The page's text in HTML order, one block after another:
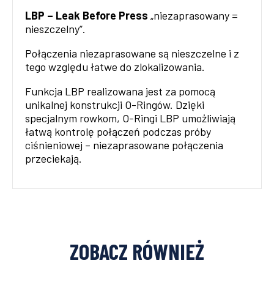
LBP – Leak Before Press „niezaprasowany =
nieszczelny”.
Połączenia niezaprasowane są nieszczelne i z
tego względu łatwe do zlokalizowania.
Funkcja LBP realizowana jest za pomocą
unikalnej konstrukcji O-Ringów. Dzięki
specjalnym rowkom, O-Ringi LBP umożliwiają
łatwą kontrolę połączeń podczas próby
ciśnieniowej – niezaprasowane połączenia
przeciekają.
ZOBACZ RÓWNIEŻ